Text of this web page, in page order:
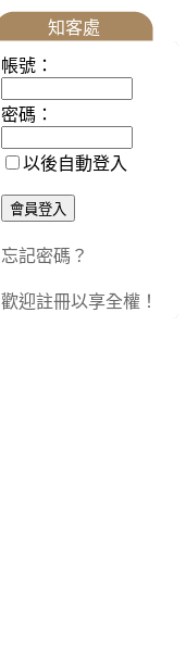
知客處
帳號：
密碼：
以後自動登入
忘記密碼？
歡迎註冊以享全權！